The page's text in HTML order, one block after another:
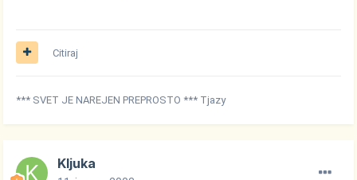
Citiraj
*** SVET JE NAREJEN PREPROSTO *** Tjazy
Kljuka